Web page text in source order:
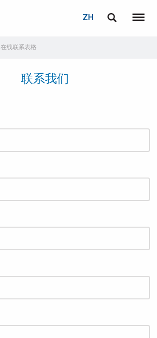
ZH
菜单
在线联系表格
联系我们
Deutsch
Italiano